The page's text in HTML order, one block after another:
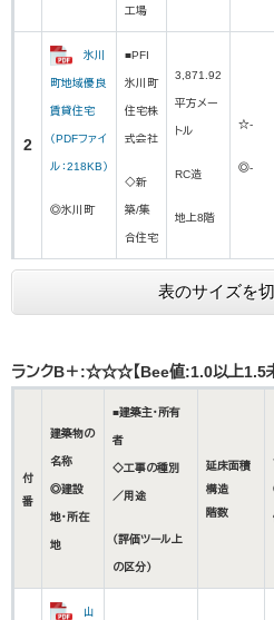
工場
2
氷川
町地域優良
賃貸住宅
（PDFファイ
ル：218KB）
◎氷川町
■PFI
氷川町
住宅株
式会社
◇新
築/集
合住宅
3,871.92
平方メー
トル
RC造
地上8階
☆-
◎-
表のサイズを
ランクB＋:☆☆☆【Bee値:1.0以上1.5未
付
番
建築物の
名称
◎建設
地・所在
地
■建築主・所有
者
◇工事の種別
／用途
（評価ツール上
の区分）
延床面積
構造
階数
山